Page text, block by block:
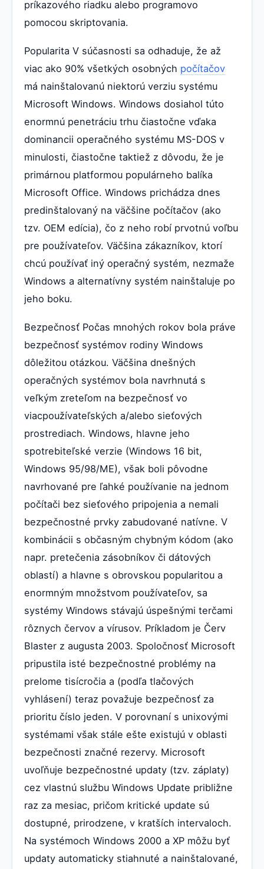
príkazového riadku alebo programovo
pomocou skriptovania.
Popularita V súčasnosti sa odhaduje, že až
viac ako 90% všetkých osobných počítačov
má nainštalovanú niektorú verziu systému
Microsoft Windows. Windows dosiahol túto
enormnú penetráciu trhu čiastočne vďaka
dominancii operačného systému MS-DOS v
minulosti, čiastočne taktiež z dôvodu, že je
primárnou platformou populárneho balíka
Microsoft Office. Windows prichádza dnes
predinštalovaný na väčšine počítačov (ako
tzv. OEM edícia), čo z neho robí prvotnú voľbu
pre používateľov. Väčšina zákazníkov, ktorí
chcú používať iný operačný systém, nezmaže
Windows a alternatívny systém nainštaluje po
jeho boku.
Bezpečnosť Počas mnohých rokov bola práve
bezpečnosť systémov rodiny Windows
dôležitou otázkou. Väčšina dnešných
operačných systémov bola navrhnutá s
veľkým zreteľom na bezpečnosť vo
viacpoužívateľských a/alebo sieťových
prostrediach. Windows, hlavne jeho
spotrebiteľské verzie (Windows 16 bit,
Windows 95/98/ME), však boli pôvodne
navrhované pre ľahké používanie na jednom
počítači bez sieťového pripojenia a nemali
bezpečnostné prvky zabudované natívne. V
kombinácii s občasným chybným kódom (ako
napr. pretečenia zásobníkov či dátových
oblastí) a hlavne s obrovskou popularitou a
enormným množstvom používateľov, sa
systémy Windows stávajú úspešnými terčami
rôznych červov a vírusov. Príkladom je Červ
Blaster z augusta 2003. Spoločnosť Microsoft
pripustila isté bezpečnostné problémy na
prelome tisícročia a (podľa tlačových
vyhlásení) teraz považuje bezpečnosť za
prioritu číslo jeden. V porovnaní s unixovými
systémami však stále ešte existujú v oblasti
bezpečnosti značné rezervy. Microsoft
uvoľňuje bezpečnostné updaty (tzv. záplaty)
cez vlastnú službu Windows Update približne
raz za mesiac, pričom kritické update sú
dostupné, prirodzene, v kratších intervaloch.
Na systémoch Windows 2000 a XP môžu byť
updaty automaticky stiahnuté a nainštalované,